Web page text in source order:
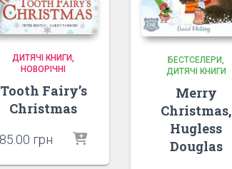
ДИТЯЧІ КНИГИ
НОВОРІЧНІ
Tooth Fairy’s
Christmas
85.00 грн
БЕСТСЕЛЕРИ
ДИТЯЧІ КНИГИ
Merry
Christmas,
Hugless
Douglas